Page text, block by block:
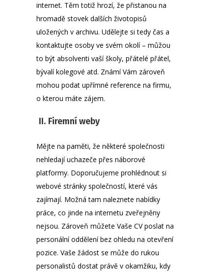
internet. Těm totiž hrozí, že přistanou na
hromadě stovek dalších životopisů
uložených v archivu. Udělejte si tedy čas a
kontaktujte osoby ve svém okolí – můžou
to být absolventi vaší školy, přátelé přátel,
bývalí kolegové atd. Známí Vám zároveň
mohou podat upřímné reference na firmu,
o kterou máte zájem.
II. Firemní weby
Mějte na paměti, že některé společnosti
nehledají uchazeče přes náborové
platformy. Doporučujeme prohlédnout si
webové stránky společností, které vás
zajímají. Možná tam naleznete nabídky
práce, co jinde na internetu zveřejněny
nejsou. Zároveň můžete Vaše CV poslat na
personální oddělení bez ohledu na otevření
pozice. Vaše žádost se může do rukou
personalistů dostat právě v okamžiku, kdy